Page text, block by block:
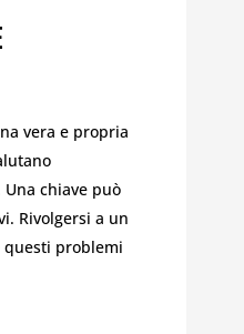
vera e propria
chiave può
Rivolgersi a un
problemi